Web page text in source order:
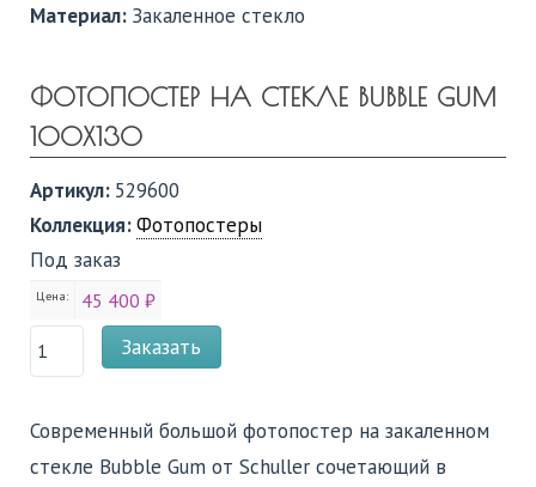
Материал: Закаленное стекло
ФОТОПОСТЕР НА СТЕКЛЕ BUBBLE GUM
100X130
Артикул: 529600
Коллекция:Фотопостеры
Под заказ
Цена: 45 400 ₽
Заказать
Современный большой фотопостер на закаленном
стекле Bubble Gum от Schuller сочетающий в